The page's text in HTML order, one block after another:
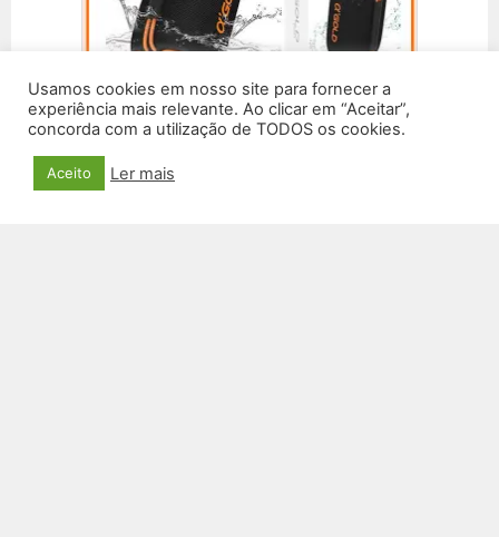
Usamos cookies em nosso site para fornecer a
experiência mais relevante. Ao clicar em “Aceitar”,
concorda com a utilização de TODOS os cookies.
Aceito Ler mais